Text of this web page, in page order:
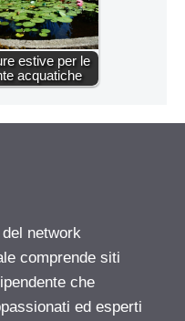
estive per le
acquatiche
del network
comprende siti
che
ed esperti